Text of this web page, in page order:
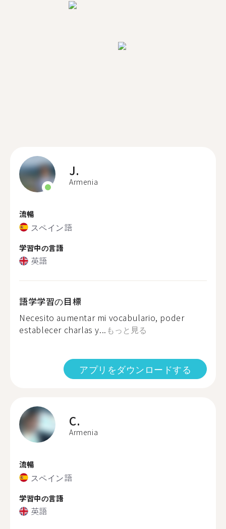
J.
Armenia
流暢
スペイン語
学習中の言語
英語
語学学習の目標
Necesito aumentar mi vocabulario, poder
establecer charlas y... もっと見る
アプリをダウンロードする
C.
Armenia
流暢
スペイン語
学習中の言語
英語